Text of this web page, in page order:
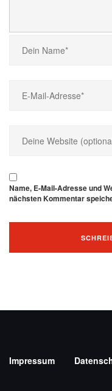
Name, E-Mail-Adresse und
nächsten Kommentar
Impressum